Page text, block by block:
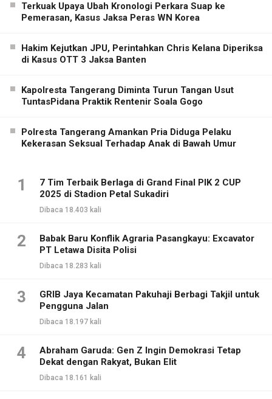
Terkuak Upaya Ubah Kronologi Perkara Suap ke
Pemerasan, Kasus Jaksa Peras WN Korea
Hakim Kejutkan JPU, Perintahkan Chris Kelana Diperiksa
di Kasus OTT 3 Jaksa Banten
Kapolresta Tangerang Diminta Turun Tangan Usut
TuntasPidana Praktik Rentenir Soala Gogo
Polresta Tangerang Amankan Pria Diduga Pelaku
Kekerasan Seksual Terhadap Anak di Bawah Umur
1
7 Tim Terbaik Berlaga di Grand Final PIK 2 CUP
2025 di Stadion Petal Sukadiri
Dibaca 18.403 kali
2
Babak Baru Konflik Agraria Pasangkayu: Excavator
PT Letawa Disita Polisi
Dibaca 18.283 kali
3
GRIB Jaya Kecamatan Pakuhaji Berbagi Takjil untuk
Pengguna Jalan
Dibaca 18.197 kali
4
Abraham Garuda: Gen Z Ingin Demokrasi Tetap
Dekat dengan Rakyat, Bukan Elit
Dibaca 18.161 kali